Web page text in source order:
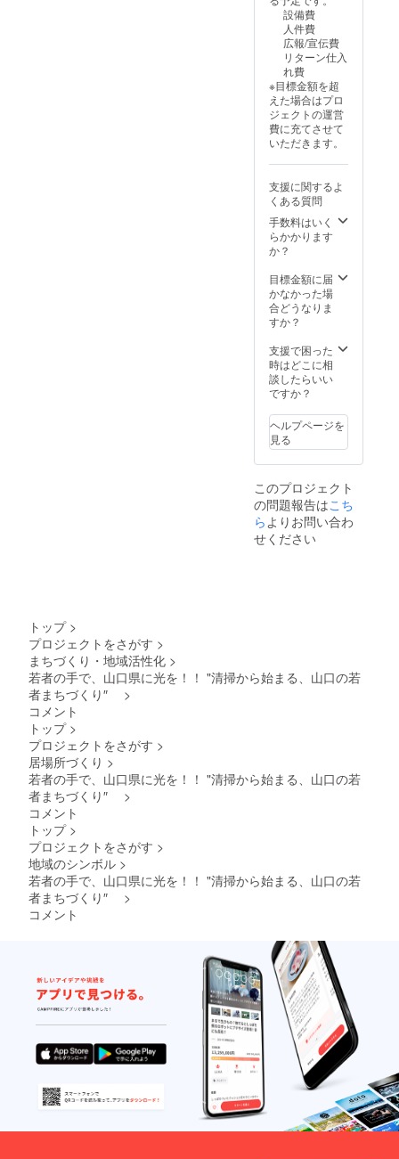
milk珈
琲】 原
材料：
コー
ヒー(国
内製
造)、砂
糖(甜菜
糖) 内容
量：
500ml
賞味期
2025年
11月12
日 保存
方法：
け、冷
暗所に
保存 使
に薄め
てお飲
みくだ
さい
表示は
お届け
商品の
ラベル
されま
す。 商
品開封
前には
必ずお
認くだ
のとこ
ろでの
保存は
避けて
下さい
表示は
お届け
商品の
ラベル
に表記
されま
品開封
前には
必ずお
届けの
リター
付され
たラベ
ルや注
意書き
認くだ
さ
い。」
【湯田
琲】 原
材料：
コー
ヒー(国
造)、砂
糖(甜菜
糖) 内容
量：
500ml
け、冷
暗所に
みくだ
さい
に表記
されま
必ずお
届けの
リター
ンに貼
付され
たラベ
ルや注
意書き
をご確
認くだ
さ
い。」
【珈琲
ドリッ
設備費
人件費
広報/宣伝費
リターン仕入
れ費
※目標金額を超
えた場合はプロ
ジェクトの運営
費に充てさせて
いただきます。
支援に関するよ
くある質問
手数料はいく
らかかります
か？
目標金額に届
かなかった場
合どうなりま
すか？
支援で困った
時はどこに相
談したらいい
ですか？
ヘルプページを
見る
このプロジェクト
の問題報告はこち
らよりお問い合わ
せください
トップ >
プロジェクトをさがす >
まちづくり・地域活性化 >
若者の手で、山口県に光を！！ "清掃から始まる、山口の若
者まちづくり″
>
コメント
トップ >
プロジェクトをさがす >
居場所づくり >
若者の手で、山口県に光を！！ "清掃から始まる、山口の若
者まちづくり″
>
コメント
トップ >
プロジェクトをさがす >
地域のシンボル >
若者の手で、山口県に光を！！ "清掃から始まる、山口の若
者まちづくり″
>
コメント